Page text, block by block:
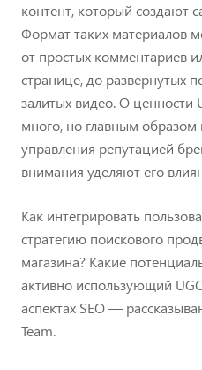
контент, который создают
Формат таких материалов
от простых комментариев
странице, до развернутых
залитых видео. О ценности
много, но главным образом
управления репутацией
внимания уделяют его
Как интегрировать
стратегию поискового
магазина? Какие
активно использующий
аспектах SEO —
Team.